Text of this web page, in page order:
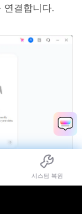
시스팀 복원
연결합니다.
택합니다.